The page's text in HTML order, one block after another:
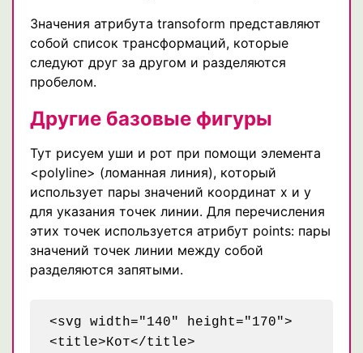
Значения атрибута transoform представляют
собой список трансформаций, которые
следуют друг за другом и разделяются
пробелом.
Другие базовые фигуры
Тут рисуем уши и рот при помощи элемента
<polyline> (ломанная линия), который
использует пары значений координат х и у
для указания точек линии. Для перечисления
этих точек используется атрибут points: пары
значений точек линии между собой
разделяются запятыми.
<svg width="140" height="170">
<title>Кот</title>